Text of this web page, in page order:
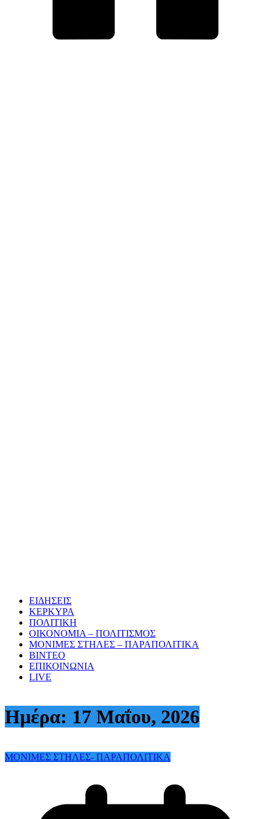
ΕΙΔΗΣΕΙΣ
ΚΕΡΚΥΡΑ
ΠΟΛΙΤΙΚΗ
ΟΙΚΟΝΟΜΙΑ – ΠΟΛΙΤΙΣΜΟΣ
ΜΟΝΙΜΕΣ ΣΤΗΛΕΣ – ΠΑΡΑΠΟΛΙΤΙΚΑ
ΒΙΝΤΕΟ
ΕΠΙΚΟΙΝΩΝΙΑ
LIVE
Ημέρα: 17 Μαΐου, 2026
ΜΟΝΙΜΕΣ ΣΤΗΛΕΣ- ΠΑΡΑΠΟΛΙΤΙΚΑ